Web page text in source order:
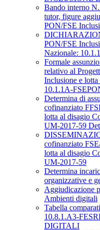
Bando interno
tutor, figure
PON/FSE
PON/FSE
Nazionale:
Formale
relativo al
Inclusione e
10.1.1A-
Determina di
cofinanziato
lotta al disagio
UM-2017-59
cofinanziato
lotta al disagio
UM-2017-59
Determina
organizzative e
Aggiudicazione
Ambienti digitali
Tabella
10.8.1.A3-
DIGITALI